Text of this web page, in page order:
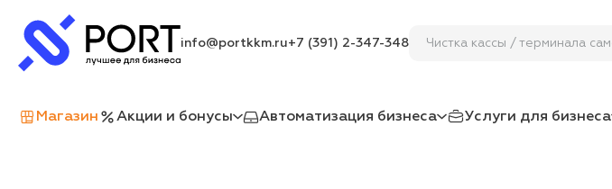
info@portkkm.ru+7 (391) 2-347-348 Чистка кассы / терминала сам
Магазин Акции и бонусы Автоматизация бизнеса Услуги для бизнеса